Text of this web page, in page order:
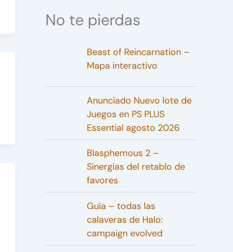
No te pierdas
Beast of Reincarnation –
Mapa interactivo
Anunciado Nuevo lote de
Juegos en PS PLUS
Essential agosto 2026
Blasphemous 2 –
Sinergias del retablo de
favores
Guía – todas las
calaveras de Halo:
campaign evolved